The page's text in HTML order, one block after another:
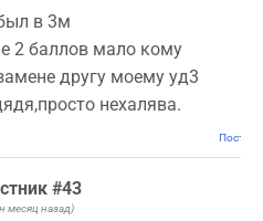
в 3м
2 баллов мало кому
другу моему уд3
нехалява.
#43
месяц назад)